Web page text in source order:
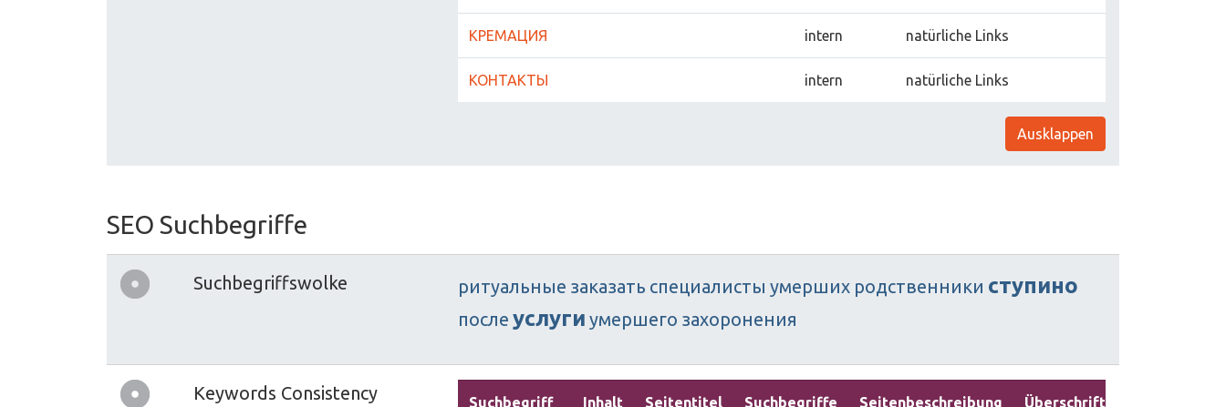
КРЕМАЦИЯ intern natürliche Links
КОНТАКТЫ intern natürliche Links
Ausklappen
SEO Suchbegriffe
Suchbegriffswolke ритуальные заказать специалисты умерших родственники ступино
после услуги умершего захоронения
Keywords Consistency Suchbegriff Inhalt Seitentitel Suchbegriffe Seitenbeschreibung Überschriften